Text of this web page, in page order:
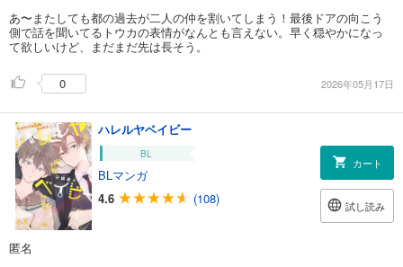
あ〜またしても都の過去が二人の仲を割いてしまう！最後ドアの向こう
側で話を聞いてるトウカの表情がなんとも言えない。早く穏やかになっ
て欲しいけど、まだまだ先は長そう。
0 2026年05月17日
ハレルヤベイビー
BL
BLマンガ
4.6
(108)
カート
試し読み
匿名